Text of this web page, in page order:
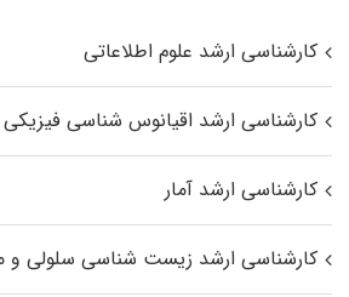
کارشناسی ارشد علوم اطلاعاتی
کارشناسی ارشد اقیانوس‌ شناسی فیزیکی
کارشناسی ارشد آمار
کارشناسی ارشد زیست شناسی سلولی و